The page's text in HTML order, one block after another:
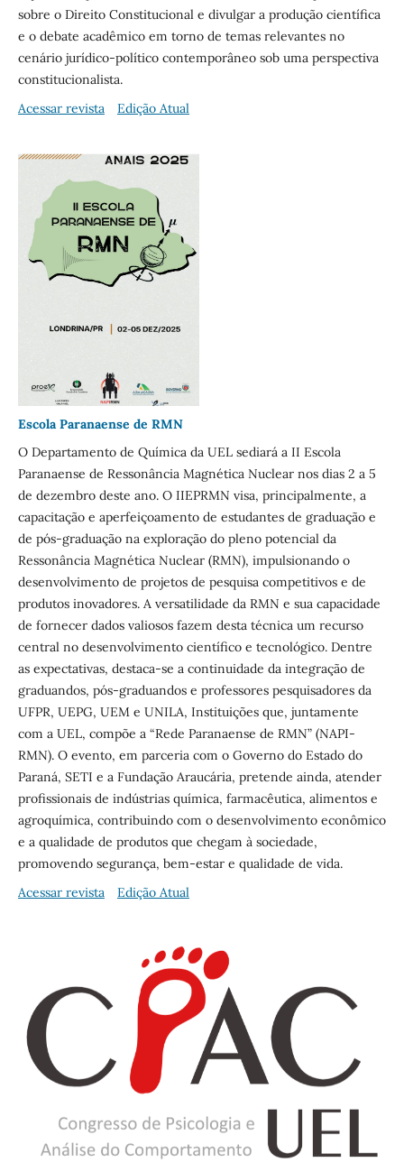
sobre o Direito Constitucional e divulgar a produção científica
e o debate acadêmico em torno de temas relevantes no
cenário jurídico-político contemporâneo sob uma perspectiva
constitucionalista.
Acessar revista
Edição Atual
Escola Paranaense de RMN
O Departamento de Química da UEL sediará a II Escola
Paranaense de Ressonância Magnética Nuclear nos dias 2 a 5
de dezembro deste ano. O IIEPRMN visa, principalmente, a
capacitação e aperfeiçoamento de estudantes de graduação e
de pós-graduação na exploração do pleno potencial da
Ressonância Magnética Nuclear (RMN), impulsionando o
desenvolvimento de projetos de pesquisa competitivos e de
produtos inovadores. A versatilidade da RMN e sua capacidade
de fornecer dados valiosos fazem desta técnica um recurso
central no desenvolvimento científico e tecnológico. Dentre
as expectativas, destaca-se a continuidade da integração de
graduandos, pós-graduandos e professores pesquisadores da
UFPR, UEPG, UEM e UNILA, Instituições que, juntamente
com a UEL, compõe a “Rede Paranaense de RMN” (NAPI-
RMN). O evento, em parceria com o Governo do Estado do
Paraná, SETI e a Fundação Araucária, pretende ainda, atender
profissionais de indústrias química, farmacêutica, alimentos e
agroquímica, contribuindo com o desenvolvimento econômico
e a qualidade de produtos que chegam à sociedade,
promovendo segurança, bem-estar e qualidade de vida.
Acessar revista
Edição Atual